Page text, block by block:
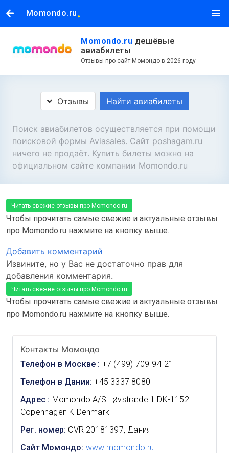
Momondo.ru.
Momondo.ru дешёвые
авиабилеты
Отзывы про сайт Момондо в 2026 году
Отзывы Найти авиабилеты
Поиск авиабилетов осуществляется при помощи
поисковой формы Aviasales. Сайт poshagam.ru
ничего не продаёт. Купить билеты можно на
официальном сайте компании Momondo.ru
Читать свежие отзывы про Momondo.ru
Чтобы прочитать самые свежие и актуальные отзывы
про Momondo.ru нажмите на кнопку выше.
Добавить комментарий
Извините, но у Вас не достаточно прав для
добавления комментария.
Читать свежие отзывы про Momondo.ru
Чтобы прочитать самые свежие и актуальные отзывы
про Momondo.ru нажмите на кнопку выше.
Контакты Момондо
Телефон в Москве : +7 (499) 709-94-21
Телефон в Дании: +45 3337 8080
Адрес : Momondo A/S Løvstræde 1 DK-1152
Copenhagen K Denmark
Рег. номер: CVR 20181397, Дания
Сайт Момондо: www.momondo.ru